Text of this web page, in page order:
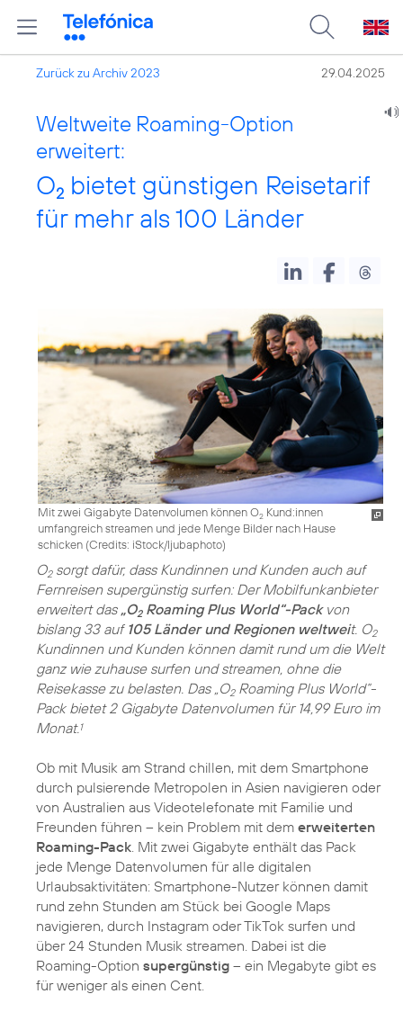
Zurück zu Archiv 2023 29.04.2025
Weltweite Roaming-Option
erweitert:
O2 bietet günstigen Reisetarif
für mehr als 100 Länder
Mit zwei Gigabyte Datenvolumen können O2 Kund:innen
umfangreich streamen und jede Menge Bilder nach Hause
schicken (Credits: iStock/ljubaphoto)
O2sorgt dafür, dass Kundinnen und Kunden auch auf
Fernreisen supergünstig surfen: Der Mobilfunkanbieter
erweitert das „O2Roaming Plus World“-Packvon
bislang 33 auf 105 Länder und Regionen weltweit. O2
Kundinnen und Kunden können damit rund um die Welt
ganz wie zuhause surfen und streamen, ohne die
Reisekasse zu belasten. Das „O2Roaming Plus World“-
Pack bietet 2 Gigabyte Datenvolumen für 14,99 Euro im
Monat. 1
Ob mit Musik am Strand chillen, mit dem Smartphone
durch pulsierende Metropolen in Asien navigieren oder
von Australien aus Videotelefonate mit Familie und
Freunden führen – kein Problem mit dem erweiterten
Roaming-Pack . Mit zwei Gigabyte enthält das Pack
jede Menge Datenvolumen für alle digitalen
Urlaubsaktivitäten: Smartphone-Nutzer können damit
rund zehn Stunden am Stück bei Google Maps
navigieren, durch Instagram oder TikTok surfen und
über 24 Stunden Musik streamen. Dabei ist die
Roaming-Option supergünstig – ein Megabyte gibt es
für weniger als einen Cent.